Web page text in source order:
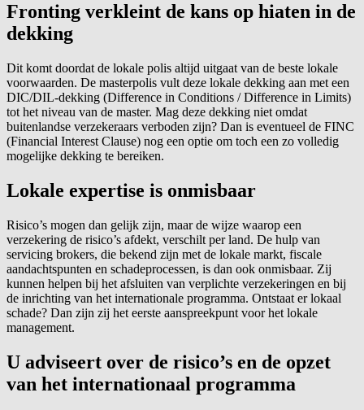
Fronting verkleint de kans op hiaten in de
dekking
Dit komt doordat de lokale polis altijd uitgaat van de beste lokale
voorwaarden. De masterpolis vult deze lokale dekking aan met een
DIC/DIL-dekking (Difference in Conditions / Difference in Limits)
tot het niveau van de master. Mag deze dekking niet omdat
buitenlandse verzekeraars verboden zijn? Dan is eventueel de FINC
(Financial Interest Clause) nog een optie om toch een zo volledig
mogelijke dekking te bereiken.
Lokale expertise is onmisbaar
Risico’s mogen dan gelijk zijn, maar de wijze waarop een
verzekering de risico’s afdekt, verschilt per land. De hulp van
servicing brokers, die bekend zijn met de lokale markt, fiscale
aandachtspunten en schadeprocessen, is dan ook onmisbaar. Zij
kunnen helpen bij het afsluiten van verplichte verzekeringen en bij
de inrichting van het internationale programma. Ontstaat er lokaal
schade? Dan zijn zij het eerste aanspreekpunt voor het lokale
management.
U adviseert over de risico’s en de opzet
van het internationaal programma